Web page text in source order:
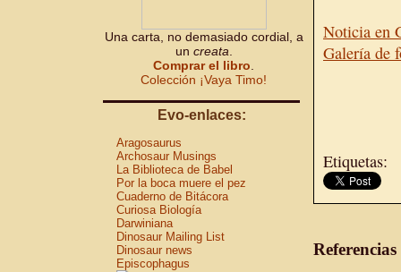
Una carta, no demasiado cordial, a
un creata
Comprar el libro
Colección ¡Vaya Timo!
Evo-enlaces:
Aragosaurus
Archosaur Musings
La Biblioteca de Babel
Por la boca muere el pez
Cuaderno de Bitácora
Curiosa Biología
Darwiniana
Dinosaur Mailing List
Dinosaur news
Episcophagus
Noticia en
Galería de
Etiquetas: